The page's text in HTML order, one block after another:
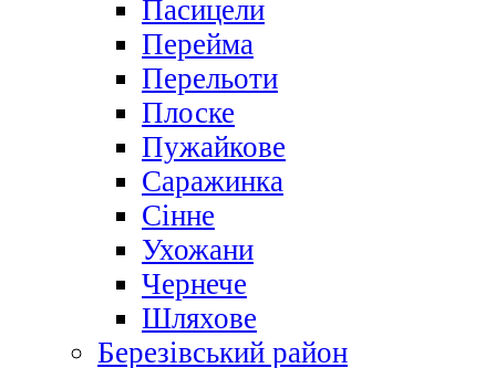
Пасицели
Перейма
Перельоти
Плоске
Пужайкове
Саражинка
Сінне
Ухожани
Чернече
Шляхове
Березівський район